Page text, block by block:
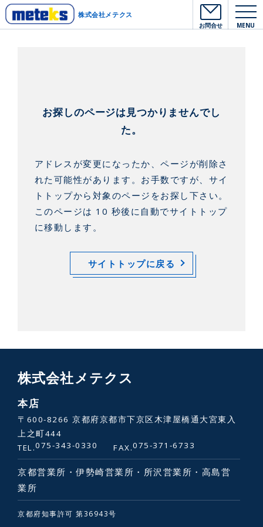
株式会社メテクス
お問合せ MENU
お探しのページは見つかりませんでし
た。
アドレスが変更になったか、ページが削除さ
れた可能性があります。 お手数ですが、サイ
トトップから対象のページをお探し下さい。
このページは 10 秒後に自動でサイトトップ
に移動します。
サイトトップに戻る
株式会社メテクス
本店
〒600-8266 京都府京都市下京区木津屋橋通大宮東入
上之町444
TEL.075-343-0330 FAX.075-371-6733
京都営業所・伊勢崎営業所・所沢営業所・高島営
業所
京都府知事許可 第36943号